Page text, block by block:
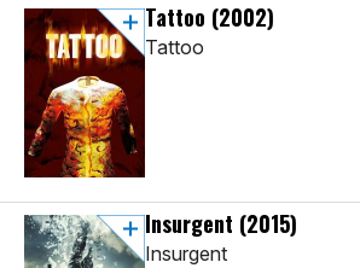
Tattoo (2002)
Tattoo
Insurgent (2015)
Insurgent